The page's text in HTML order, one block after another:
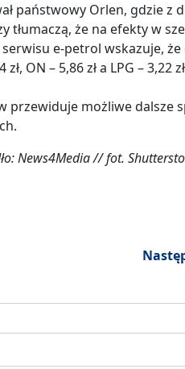
państwowy Orlen, gdzie z
tłumaczą, że na efekty w
e-petrol wskazuje,
ON – 5,86 zł a LPG – 3,22
przewiduje możliwe dalsze
News4Media // fot.